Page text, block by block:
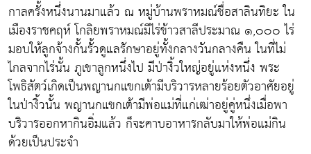
กาลครั้งหนึ่งนานมาแล้ว ณ หมู่บ้านพราหมณ์ชื่อสาลินทิยะ ใน
เมืองราชคฤห์ โกลิยพราหมณ์มีไร่ข้าวสาลีประมาณ ๑,๐๐๐ ไร่
มอบให้ลูกจ้างกั้นรั้วดูแลรักษาอยู่ทั้งกลางวันกลางคืน ในที่ไม่
ไกลจากไร่นั้น ภูเขาลูกหนึ่งไป มีป่างิ้วใหญ่อยู่แห่งหนึ่ง พระ
โพธิสัตว์เกิดเป็นพญานกแขกเต้ามีบริวารหลายร้อยตัวอาศัยอยู่
ในป่างิ้วนั้น พญานกแขกเต้ามีพ่อแม่ที่แก่เฒ่าอยู่คู่หนึ่งเมื่อพา
บริวารออกหากินอิ่มแล้ว ก็จะคาบอาหารกลับมาให้พ่อแม่กิน
ด้วยเป็นประจำ